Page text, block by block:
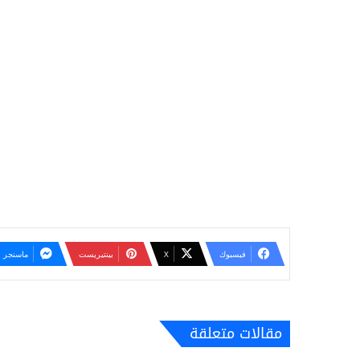
فيسبوك ‫X بينتيريست ماسنجر
مقالات متعلقة